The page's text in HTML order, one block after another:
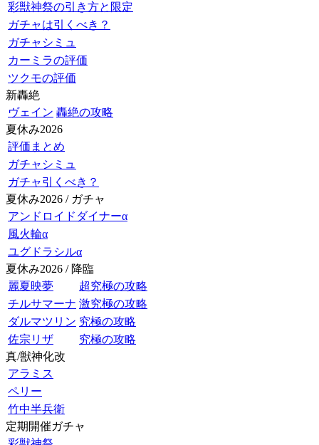
彩獣神祭の引き方と限定
ガチャは引くべき？
ガチャシミュ
カーミラの評価
ツクモの評価
新轟絶
ヴェイン 轟絶の攻略
夏休み2026
評価まとめ
ガチャシミュ
ガチャ引くべき？
夏休み2026 / ガチャ
アンドロイドダイナーα
風火輪α
ユグドラシルα
夏休み2026 / 降臨
麗夏映夢
超究極の攻略
チルサマーナ 激究極の攻略
ダルマツリン 究極の攻略
佐宗リザ
究極の攻略
真/獣神化改
アラミス
ペリー
竹中半兵衛
定期開催ガチャ